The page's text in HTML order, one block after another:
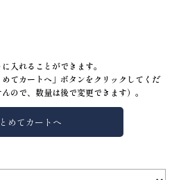
入れることができます。
てカートへ」ボタンをクリックしてくだ
ので、数量は後で変更できます）。